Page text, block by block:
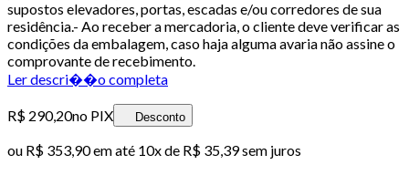
supostos elevadores, portas, escadas e/ou corredores de sua
residência.- Ao receber a mercadoria, o cliente deve verificar as
condições da embalagem, caso haja alguma avaria não assine o
comprovante de recebimento.
Ler descri��o completa
R$ 290,20no PIX Desconto
ou R$ 353,90em até 10x de R$ 35,39 sem juros